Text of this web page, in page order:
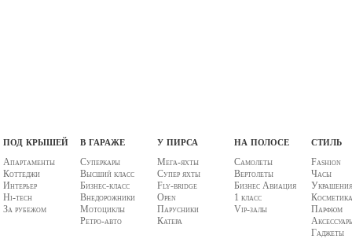
под крышей
Апартаменты
Коттеджи
Интерьер
Hi-tech
За рубежом
в гараже
Суперкары
Высший класс
Бизнес-класс
Внедорожники
Мотоциклы
Ретро-авто
у пирса
Мега-яхты
Супер яхты
Fly-bridge
Open
Парусники
Катера
на полосе
Самолеты
Вертолеты
Бизнес Авиация
1 класс
Vip-залы
стиль
Fashion
Часы
Парфюм
Гаджеты